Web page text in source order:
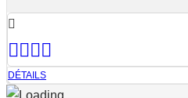
DÉTAILS